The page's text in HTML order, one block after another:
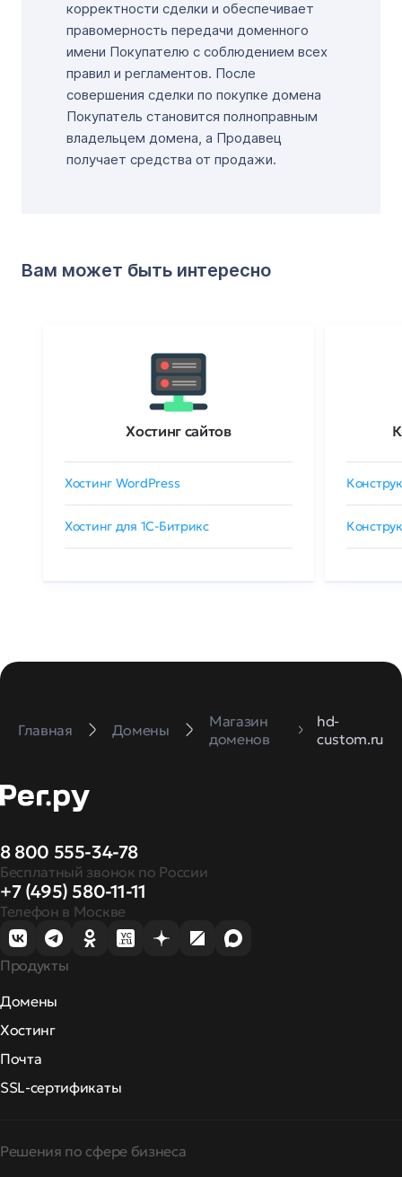
корректности сделки и обеспечивает
правомерность передачи доменного
имени Покупателю с соблюдением всех
правил и регламентов. После
совершения сделки по покупке домена
Покупатель становится полноправным
владельцем домена, а Продавец
получает средства от продажи.
Вам может быть интересно
Хостинг сайтов
Хостинг WordPress
Хостинг для 1C-Битрикс
Главная Домены
Магазин
доменов
hd-
custom.ru
8 800 555-34-78
Бесплатный звонок по России
+7 (495) 580-11-11
Телефон в Москве
Продукты
Домены
Хостинг
Почта
SSL-сертификаты
Решения по сфере бизнеса